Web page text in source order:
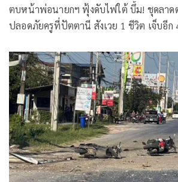
ตบหน้าพ่อนายกฯ ฟุ้งดับไฟใต้ บึ้ม! ชุดลาด
ปลอดภัยครูที่ปัตตานี สังเวย 1 ชีวิต เจ็บอีก 4 ราย ส่วนเหตุ